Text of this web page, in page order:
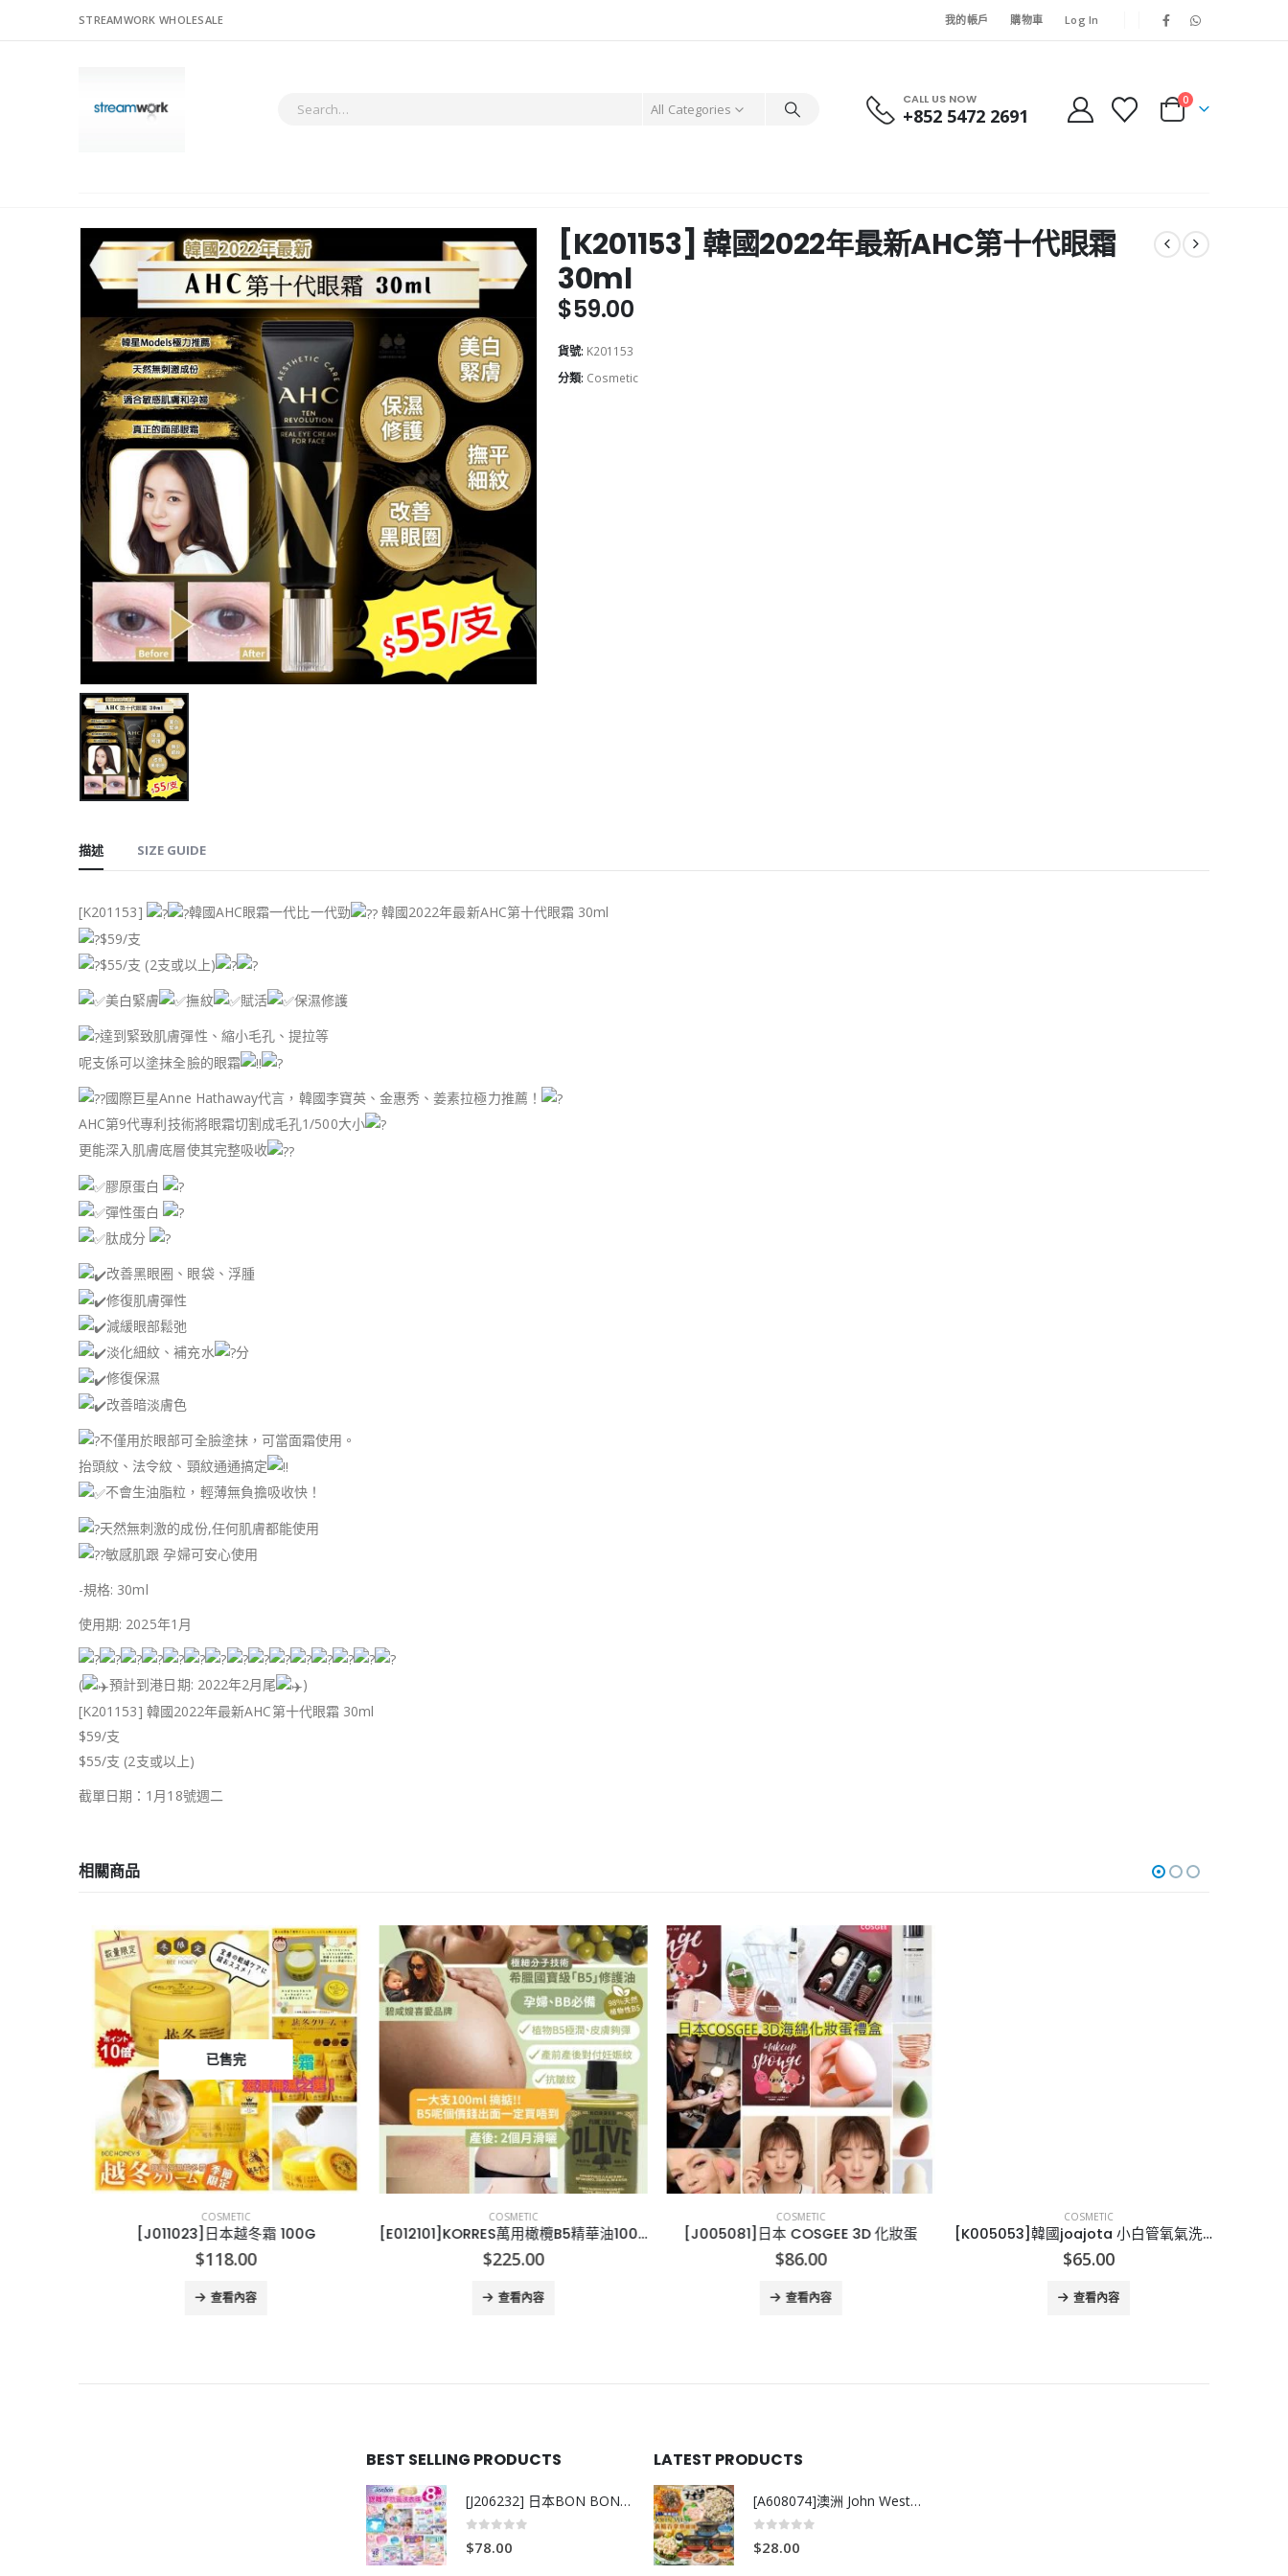
STREAMWORK WHOLESALE 我的帳戶 購物車 Log In
All Categories
CALL US NOW
+852 5472 2691
0
[K201153] 韓國2022年最新AHC第十代眼霜
30ml
$59.00
貨號: K201153
分類: Cosmetic
描述 SIZE GUIDE
[K201153] 韓國AHC眼霜一代比一代勁
韓國2022年最新AHC第十代眼霜 30ml
$59/支
$55/支 (2支或以上)
美白緊膚
撫紋 賦活
保濕修護
達到緊致肌膚彈性、縮小毛孔、提拉等
呢支係可以塗抹全臉的眼霜
國際巨星Anne Hathaway代言，韓國李寶英、金惠秀、姜素拉極力推薦！
AHC第9代專利技術將眼霜切割成毛孔1/500大小
更能深入肌膚底層使其完整吸收
膠原蛋白
彈性蛋白
肽成分
改善黑眼圈、眼袋、浮腫
修復肌膚彈性
減緩眼部鬆弛
淡化細紋、補充水
分
修復保濕
改善暗淡膚色
不僅用於眼部可全臉塗抹，可當面霜使用。
抬頭紋、法令紋、頸紋通通搞定
不會生油脂粒，輕薄無負擔吸收快！
天然無刺激的成份,任何肌膚都能使用
敏感肌跟 孕婦可安心使用
-規格: 30ml
使用期: 2025年1月
( 預計到港日期: 2022年2月尾
)
[K201153] 韓國2022年最新AHC第十代眼霜 30ml
$59/支
$55/支 (2支或以上)
截單日期：1月18號週二
相關商品
已售完
COSMETIC
[J011023]日本越冬霜 100G
118.00
查看內容
COSMETIC
[E012101]KORRES萬用橄欖B5精華油100ml
225.00
查看內容
COSMETIC
[J005081]日本 COSGEE 3D 化妝蛋
86.00
查看內容
COSMETIC
[K005053]韓國joajota 小白管氧氣洗面奶-2支
65.00
查看內容
BEST SELLING PRODUCTS
[J206232] 日本BON BON銀離子抗菌啫喱洗衣珠 (80粒)
$78.00
LATEST PRODUCTS
[A608074]澳洲 John West黃鮨吞拿魚罐頭
$28.00